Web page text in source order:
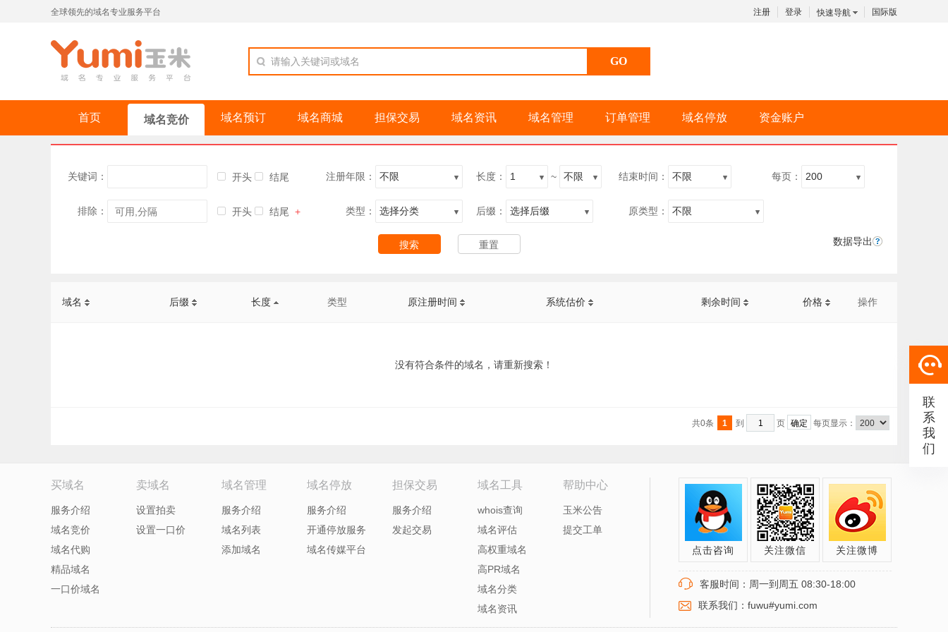
全球领先的域名专业服务平台 注册 登录 快速导航 国际版
请输入关键词或域名
首页 域名竞价 域名预订 域名商城 担保交易 域名资讯 域名管理 订单管理 域名停放 资金账户
关键词： 开头 结尾 注册年限： 长度： ~ 结束时间： 每页：
排除： 开头 结尾 + 类型： 后缀： 原类型：
数据导出
域名 后缀 长度 类型 原注册时间 系统估价 剩余时间 价格 操作
没有符合条件的域名，请重新搜索！
共0条 1 到 页 每页显示：
买域名
服务介绍
域名竞价
域名代购
精品域名
一口价域名
卖域名
设置拍卖
设置一口价
域名管理
服务介绍
域名列表
添加域名
域名停放
服务介绍
开通停放服务
域名传媒平台
担保交易
服务介绍
发起交易
域名工具
whois查询
域名评估
高权重域名
高PR域名
域名分类
域名资讯
帮助中心
玉米公告
提交工单
点击咨询
关注微信 关注微博
客服时间：周一到周五 08:30-18:00
联系我们：fuwu#yumi.com
联
系
我
们